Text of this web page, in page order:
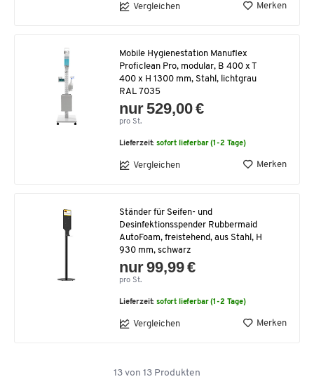
Vergleichen Merken
Mobile Hygienestation Manuflex
Proficlean Pro, modular, B 400 x T
400 x H 1300 mm, Stahl, lichtgrau
RAL 7035
nur 529,00 €
pro St.
Lieferzeit:sofort lieferbar (1-2 Tage)
Vergleichen Merken
Ständer für Seifen- und
Desinfektionsspender Rubbermaid
AutoFoam, freistehend, aus Stahl, H
930 mm, schwarz
nur 99,99 €
pro St.
Lieferzeit:sofort lieferbar (1-2 Tage)
Vergleichen Merken
13 von 13 Produkten